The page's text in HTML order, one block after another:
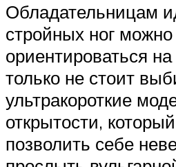
Обладательницам
стройных ног
ориентироваться
только не стоит
ультракороткие
открытости,
позволить себе